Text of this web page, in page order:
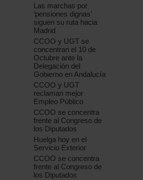
Las marchas por
‘pensiones dignas’
siguen su ruta hacia
Madrid
CCOO y UGT se
concentran el 10 de
Octubre ante la
Delegación del
Gobierno en Andalucía
CCOO y UGT
reclaman mejor
Empleo Público
CCOO se concentra
frente al Congreso de
los Diputados
Huelga hoy en el
Servicio Exterior
CCOO se concentra
frente al Congreso de
los Diputados